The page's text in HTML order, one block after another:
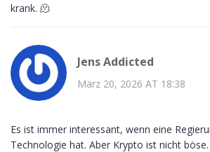
krank. 🫠
Jens Addicted
März 20, 2026 AT 18:38
Es ist immer interessant, wenn eine
Technologie hat. Aber Krypto ist nicht